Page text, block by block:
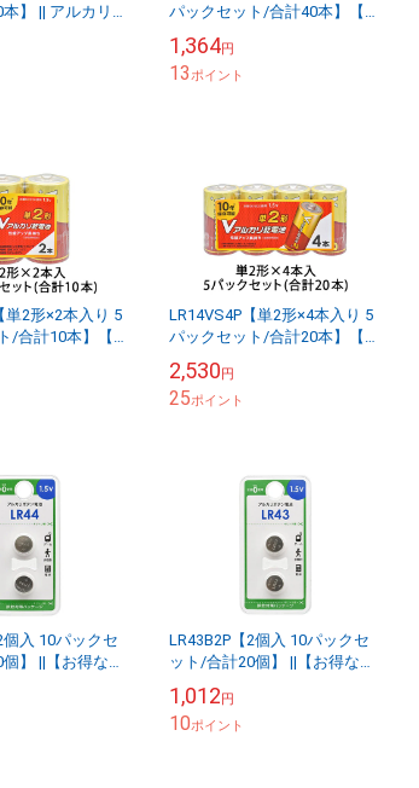
】 || アルカリ乾
タイプ ＜単3...
パックセット/合計40本】【お
電池 Vシリーズ1.5V 8本パッ
ク...
1,364円
13ポイント
単2形×2本入り 5
/合計10本】【お
ズ1.5V 2本パッ
LR14VS4P【単2形×4本入り 5
パックセット/合計20本】【お
電池 Vシリーズ1.5V 4本パッ
ク...
2,530円
25ポイント
個入 10パックセ
】 ||【お得なセ
ト/合計20個...
LR43B2P【2個入 10パックセ
ット/合計20個】 ||【お得なセ
10パックセット/合計20個...
1,012円
10ポイント